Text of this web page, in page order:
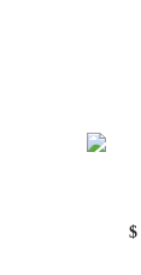
$